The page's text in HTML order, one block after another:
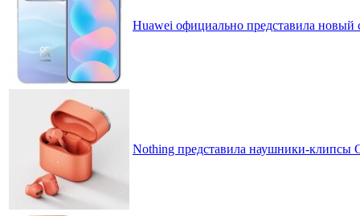
Huawei официально представила
Nothing представила наушники-клипсы